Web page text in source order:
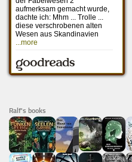
Ralf's books